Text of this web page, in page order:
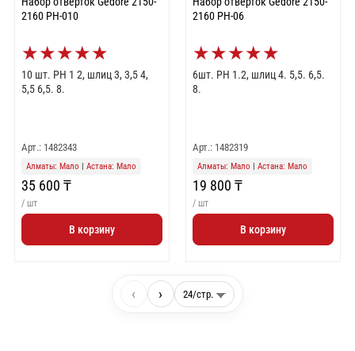
2160 PH-010
★★★★★
10 шт. РН 1 2, шлиц 3, 3,5 4,
5,5 6,5. 8.
Арт.: 1482343
Алматы: Мало Астана: Мало
35 600 ₸
/ шт
В корзину
2160 PH-06
★★★★★
6шт. РН 1.2, шлиц 4. 5,5. 6,5.
8.
Арт.: 1482319
Алматы: Мало Астана: Мало
19 800 ₸
/ шт
В корзину
‹ ›